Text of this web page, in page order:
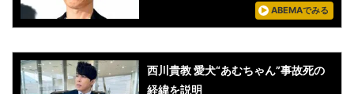
ABEMAでみる
西川貴教 愛犬“あむちゃん”事故死の
経緯を説明